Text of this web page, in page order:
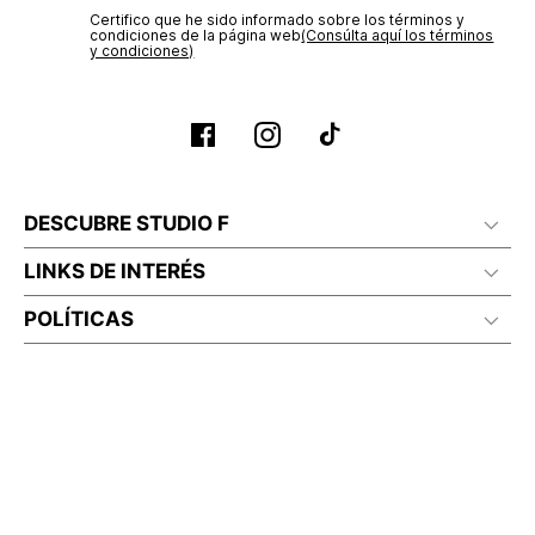
Certifico que he sido informado sobre los términos y
condiciones de la página web‎(Consúlta aquí los términos
y condiciones)
DESCUBRE STUDIO F
LINKS DE INTERÉS
POLÍTICAS